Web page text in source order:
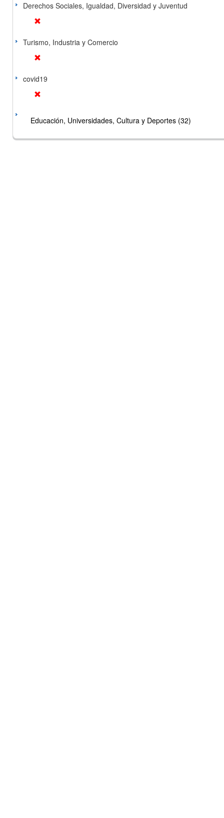
Derechos Sociales, Igualdad, Diversidad y Juventud
Turismo, Industria y Comercio
covid19
Educación, Universidades, Cultura y Deportes (32)